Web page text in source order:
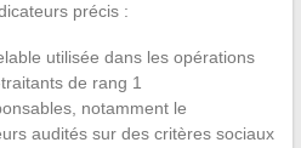
précis :
utilisée dans les opérations
de rang 1
notamment le
audités sur des critères sociaux